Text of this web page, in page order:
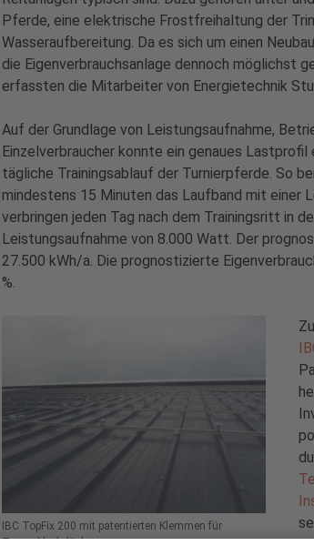
Pferde, eine elektrische Frostfreihaltung der
Wasseraufbereitung. Da es sich um einen
die Eigenverbrauchsanlage dennoch möglichst
erfassten die Mitarbeiter von Energietechnik
Auf der Grundlage von Leistungsaufnahme,
Einzelverbraucher konnte ein genaues
tägliche Trainingsablauf der Turnierpferde. So
mindestens 15 Minuten das Laufband mit einer
verbringen jeden Tag nach dem Trainingsritt in
Leistungsaufnahme von 8.000 Watt. Der
27.500 kWh/a. Die prognostizierte
%.
IBC TopFix 200 mit patentierten Klemmen für
Trapezblechdächer